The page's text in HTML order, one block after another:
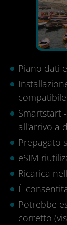
Piano dati
Smartstart
all'arrivo a
Prepagato
eSIM
Ricarica
È
Potrebbe
corretto (